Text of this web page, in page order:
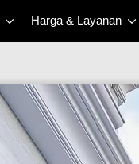
Harga & Layanan